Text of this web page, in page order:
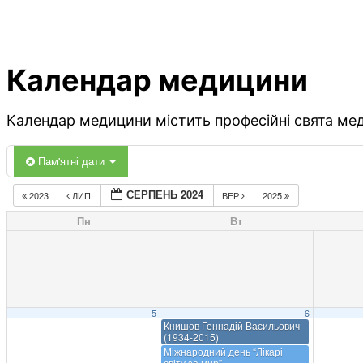
Календар медицини
Календар медицини містить професійні свята
Пам'ятні дати
2023 ЛИП СЕРПЕНЬ 2024 ВЕР 2025
Пн Вт
5 6
Книшов Геннадій Васильович
(1934-2015)
Міжнародний день “Лікарі